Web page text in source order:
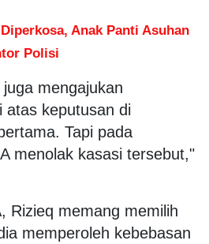
Anak Panti Asuhan
Polisi
mengajukan
atas keputusan di
Tapi pada
menolak kasasi tersebut,"
Rizieq memang memilih
memperoleh kebebasan